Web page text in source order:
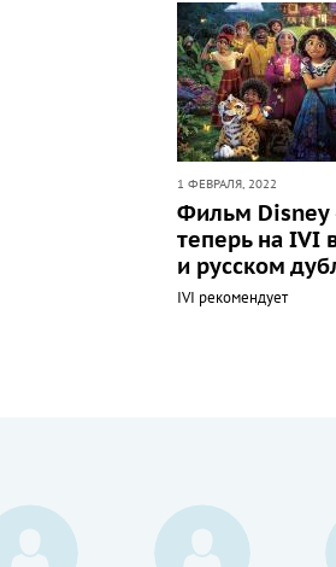
1 ФЕВРАЛЯ, 2022
Фильм Disney
теперь на IVI
и русском
IVI рекомендует